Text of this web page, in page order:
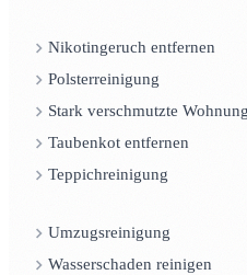
Nikotingeruch entfernen
Polsterreinigung
Stark verschmutzte Wohnung
Taubenkot entfernen
Teppichreinigung
Umzugsreinigung
Wasserschaden reinigen